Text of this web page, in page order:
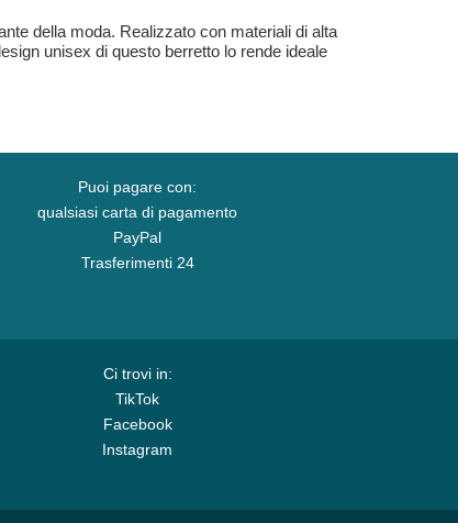
della moda. Realizzato con materiali di alta
unisex di questo berretto lo rende ideale
Puoi pagare con:
qualsiasi carta di pagamento
PayPal
Trasferimenti 24
Ci trovi in:
TikTok
Facebook
Instagram